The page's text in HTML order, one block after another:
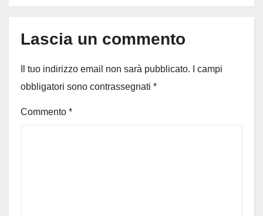
Lascia un commento
Il tuo indirizzo email non sarà pubblicato.
I campi
obbligatori sono contrassegnati *
Commento *